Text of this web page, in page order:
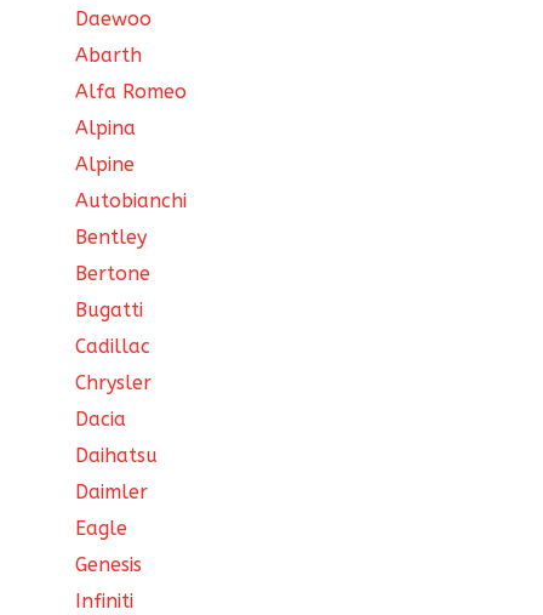
Daewoo
Abarth
Alfa Romeo
Alpina
Alpine
Autobianchi
Bentley
Bertone
Bugatti
Cadillac
Chrysler
Dacia
Daihatsu
Daimler
Eagle
Genesis
Infiniti